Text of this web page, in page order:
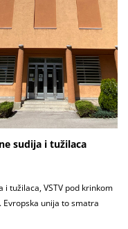
sudija i tužilaca
tužilaca, VSTV pod krinkom
unija to smatra